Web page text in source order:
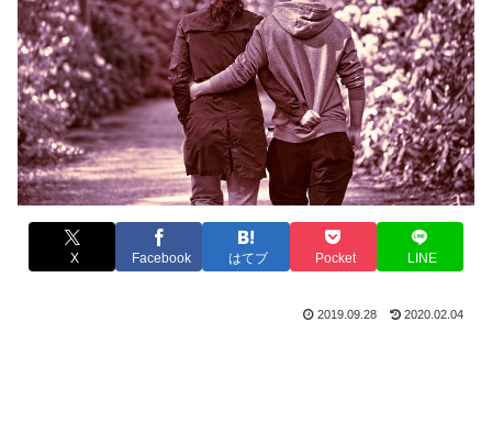
X Facebook はてブ Pocket LINE
2019.09.28 2020.02.04